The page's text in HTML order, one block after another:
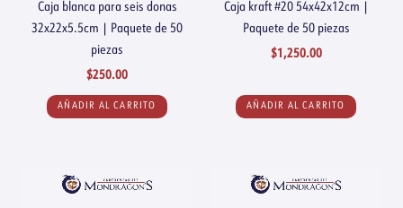
Caja blanca para seis donas
32x22x5.5cm | Paquete de 50
piezas
$250.00
AÑADIR AL CARRITO
Caja kraft #20 54x42x12cm |
Paquete de 50 piezas
$1,250.00
AÑADIR AL CARRITO